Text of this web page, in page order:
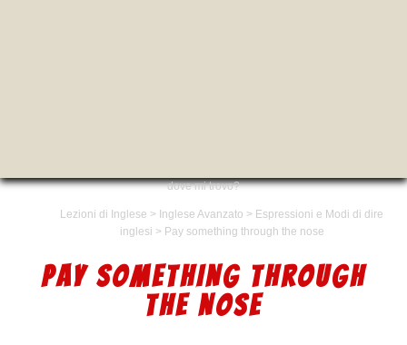
dove mi trovo?
Lezioni di Inglese > Inglese Avanzato > Espressioni e Modi di dire
inglesi > Pay something through the nose
PAY SOMETHING THROUGH
THE NOSE